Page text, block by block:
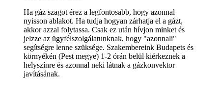
Ha gáz szagot érez a legfontosabb, hogy azonnal
nyisson ablakot. Ha tudja hogyan zárhatja el a gázt,
akkor azzal folytassa. Csak ez után hívjon minket és
jelzze az ügyfélszolgálatunknak, hogy "azonnali"
segítségre lenne szüksége. Szakembereink Budapets és
környékén (Pest megye) 1-2 órán belül kiérkeznek a
helyszínre és azonnal neki látnak a gázkonvektor
javításának.